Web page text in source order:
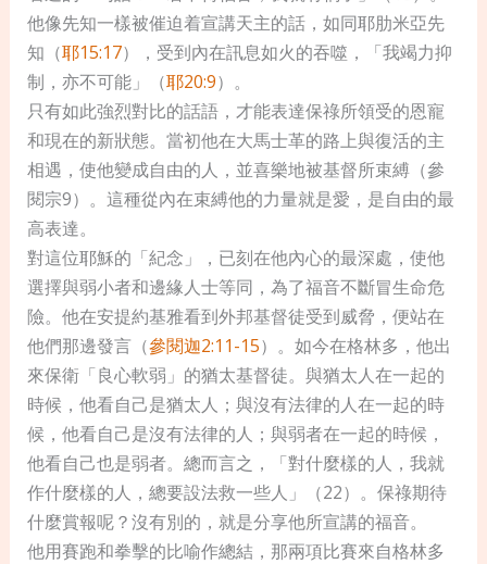
他像先知一樣被催迫着宣講天主的話，如同耶肋米亞先
知（耶15:17），受到內在訊息如火的吞噬，「我竭力抑
制，亦不可能」（耶20:9）。
只有如此強烈對比的話語，才能表達保祿所領受的恩寵
和現在的新狀態。當初他在大馬士革的路上與復活的主
相遇，使他變成自由的人，並喜樂地被基督所束縛（參
閱宗9）。這種從內在束縛他的力量就是愛，是自由的最
高表達。
對這位耶穌的「紀念」，已刻在他內心的最深處，使他
選擇與弱小者和邊緣人士等同，為了福音不斷冒生命危
險。他在安提約基雅看到外邦基督徒受到威脅，便站在
他們那邊發言（參閱迦2:11-15）。如今在格林多，他出
來保衛「良心軟弱」的猶太基督徒。與猶太人在一起的
時候，他看自己是猶太人；與沒有法律的人在一起的時
候，他看自己是沒有法律的人；與弱者在一起的時候，
他看自己也是弱者。總而言之，「對什麼樣的人，我就
作什麼樣的人，總要設法救一些人」（22）。保祿期待
什麼賞報呢？沒有別的，就是分享他所宣講的福音。
他用賽跑和拳擊的比喻作總結，那兩項比賽來自格林多